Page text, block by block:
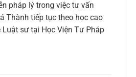
pháp lý trong việc tư vấn
Thành tiếp tục theo học cao
sư tại Học Viện Tư Pháp